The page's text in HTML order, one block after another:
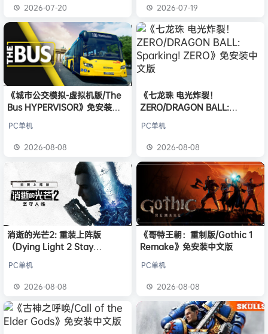
13小时前
2026-07-20 2026-07-19
《城市公交模拟-虚拟机版/The
Bus HYPERVISOR》免安装中
PC单机
2026-08-08
《七龙珠 电光炸裂！
ZERO/DRAGON BALL:
版
PC单机
2026-08-08
消逝的光芒2: 重装上阵版
（Dying Light 2 Stay
免安装中文版
PC单机
2026-08-08
《哥特王朝：重制版/Gothic 1
Remake》免安装中文版
PC单机
2026-08-08